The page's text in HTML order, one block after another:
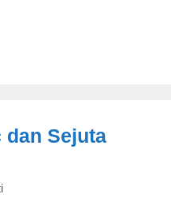
Sejuta